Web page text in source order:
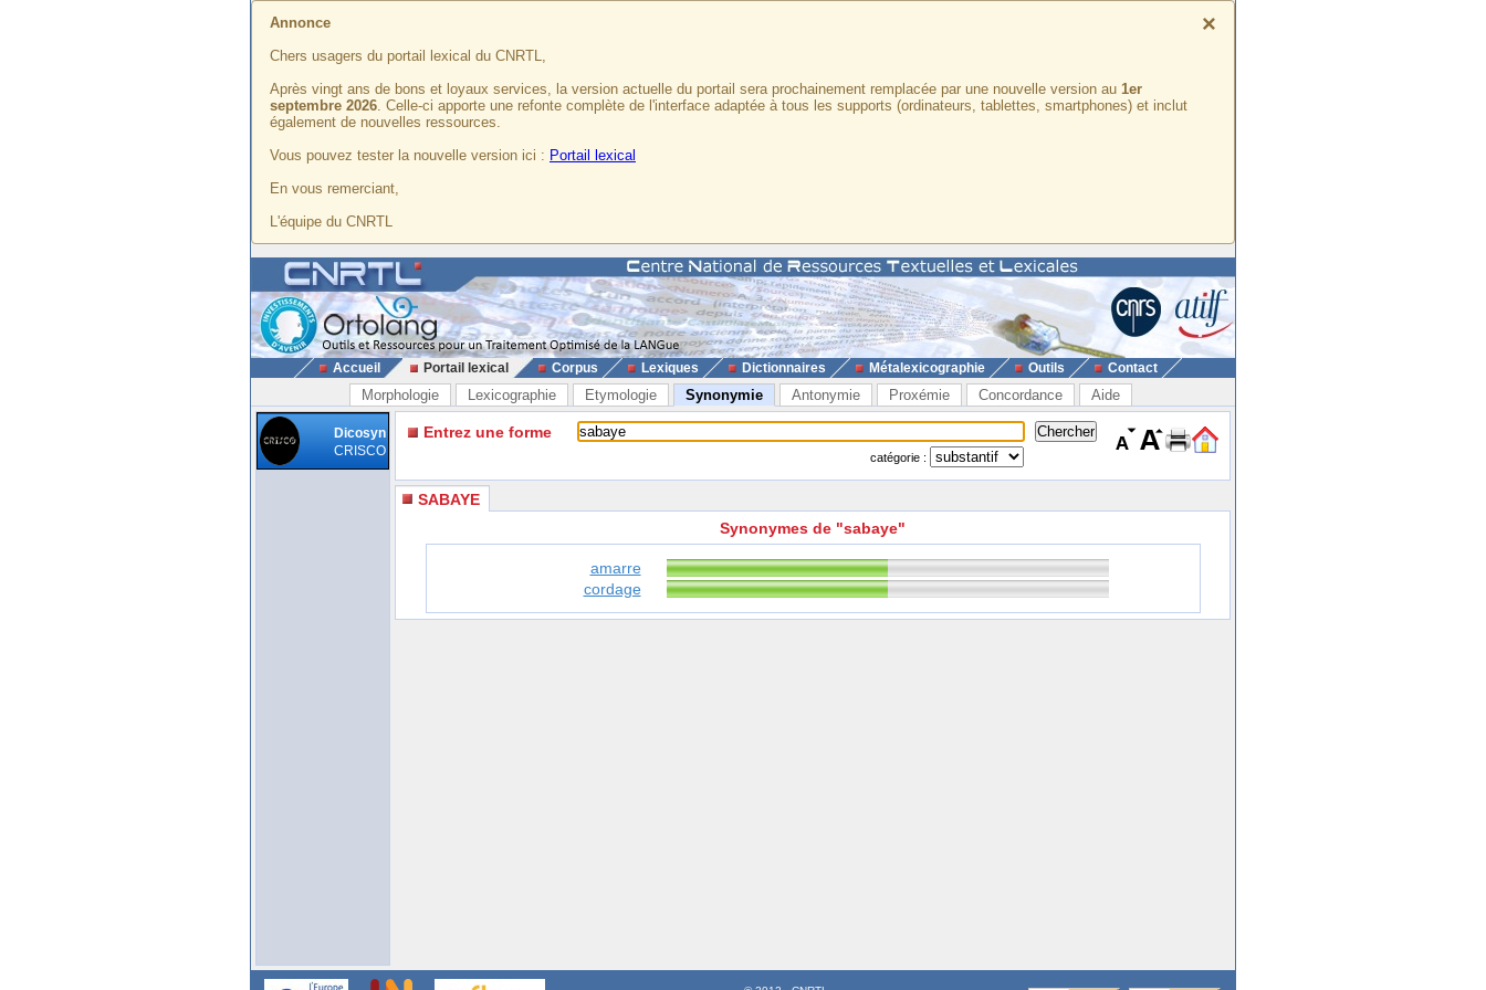
×
Annonce
Chers usagers du portail lexical du CNRTL,
Après vingt ans de bons et loyaux services, la version actuelle du portail sera prochainement remplacée par une nouvelle version au 1er
septembre 2026. Celle-ci apporte une refonte complète de l'interface adaptée à tous les supports (ordinateurs, tablettes, smartphones) et inclut
également de nouvelles ressources.
Vous pouvez tester la nouvelle version ici : Portail lexical
En vous remerciant,
L'équipe du CNRTL
Accueil Portail lexical Corpus Lexiques Dictionnaires Métalexicographie Outils Contact
Morphologie Lexicographie Etymologie Synonymie Antonymie Proxémie Concordance Aide
Dicosyn
CRISCO
Entrez une forme
catégorie :
SABAYE
Synonymes de "sabaye"
amarre
cordage